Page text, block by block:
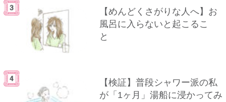
【めんどくさがりな人へ】お
風呂に入らないと起こるこ
と
【検証】普段シャワー派の私
が「1ヶ月」湯船に浸かってみ